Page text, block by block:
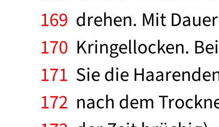
169 drehen. Mit
170 Kringellocken.
171 Sie die
172 nach dem